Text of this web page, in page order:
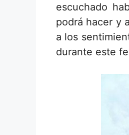
escuchado
podrá hacer y
a los
durante este